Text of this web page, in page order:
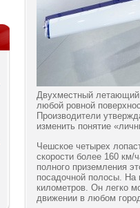
Двухместный летающий
любой ровной
Производители
изменить понятие
Чешское четырех
скорости более 160
полного приземления
посадочной полосы. На
километров. Он легко
движении в любом